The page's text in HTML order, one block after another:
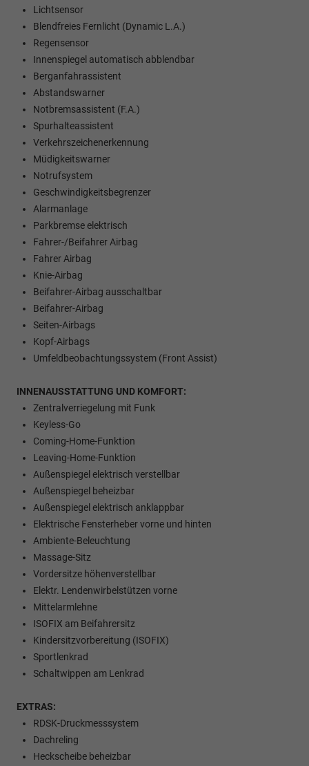
Lichtsensor
Blendfreies Fernlicht (Dynamic L.A.)
Regensensor
Innenspiegel automatisch abblendbar
Berganfahrassistent
Abstandswarner
Notbremsassistent (F.A.)
Spurhalteassistent
Verkehrszeichenerkennung
Müdigkeitswarner
Notrufsystem
Geschwindigkeitsbegrenzer
Alarmanlage
Parkbremse elektrisch
Fahrer-/Beifahrer Airbag
Fahrer Airbag
Knie-Airbag
Beifahrer-Airbag ausschaltbar
Beifahrer-Airbag
Seiten-Airbags
Kopf-Airbags
Umfeldbeobachtungssystem (Front Assist)
INNENAUSSTATTUNG UND KOMFORT:
Zentralverriegelung mit Funk
Keyless-Go
Coming-Home-Funktion
Leaving-Home-Funktion
Außenspiegel elektrisch verstellbar
Außenspiegel beheizbar
Außenspiegel elektrisch anklappbar
Elektrische Fensterheber vorne und hinten
Ambiente-Beleuchtung
Massage-Sitz
Vordersitze höhenverstellbar
Elektr. Lendenwirbelstützen vorne
Mittelarmlehne
ISOFIX am Beifahrersitz
Kindersitzvorbereitung (ISOFIX)
Sportlenkrad
Schaltwippen am Lenkrad
EXTRAS:
RDSK-Druckmesssystem
Dachreling
Heckscheibe beheizbar